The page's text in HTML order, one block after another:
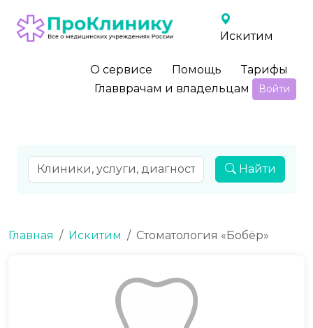
Искитим
О сервисе Помощь
Тарифы
Главврачам и владельцам
Войти
Найти
Главная Искитим Стоматология «Бобёр»